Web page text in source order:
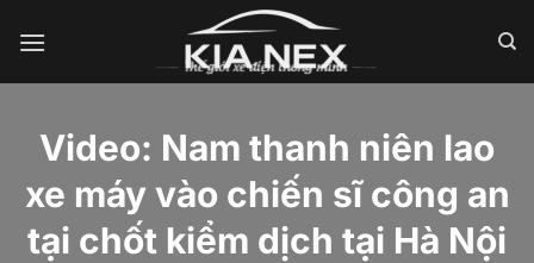
qua
Video: Nam thanh niên lao
xe máy vào chiến sĩ công an
tại chốt kiểm dịch tại Hà Nội